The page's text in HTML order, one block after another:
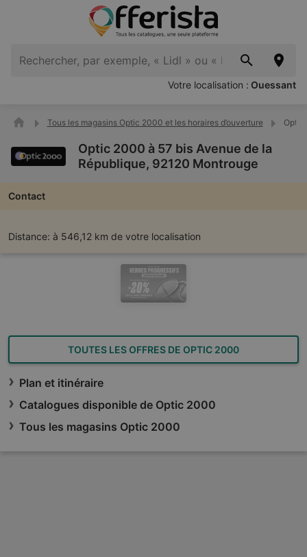
Votre localisation : Ouessant
Tous les magasins Optic 2000 et les horaires d’ouverture Optic
Optic 2000 à 57 bis Avenue de la
République, 92120 Montrouge
Contact
Distance: à 546,12 km de votre localisation
TOUTES LES OFFRES DE OPTIC 2000
Plan et itinéraire
Catalogues disponible de Optic 2000
Tous les magasins Optic 2000